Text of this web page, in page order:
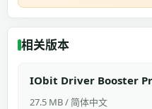
相关版本
IObit Driver Booster
27.5 MB / 简体中文